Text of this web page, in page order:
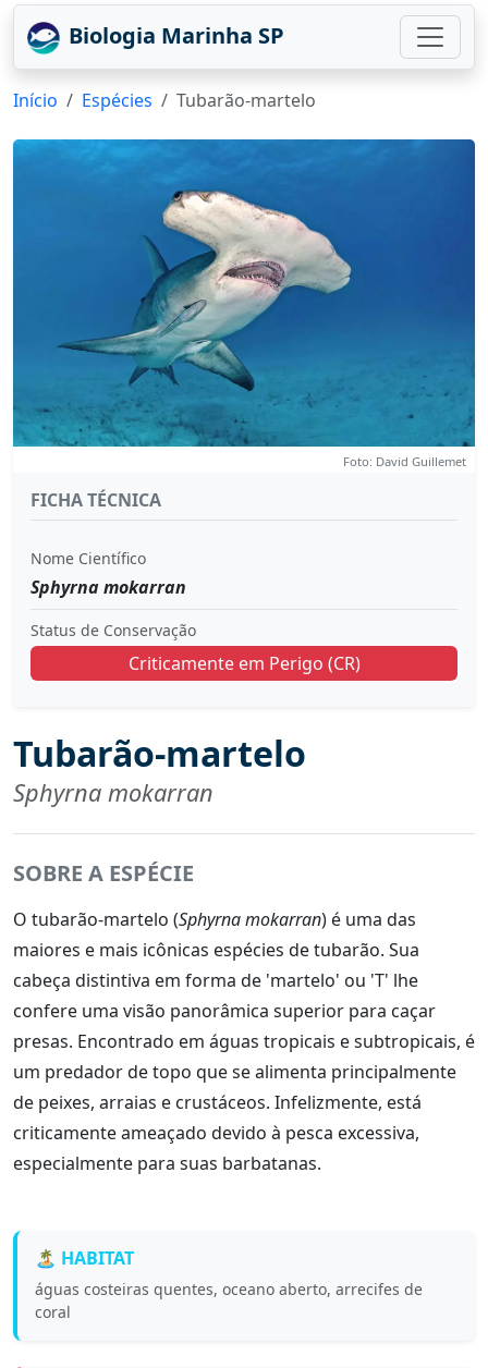
Biologia Marinha SP
Início Espécies Tubarão-martelo
Foto: David Guillemet
FICHA TÉCNICA
Nome Científico
Sphyrna mokarran
Status de Conservação
Criticamente em Perigo (CR)
Tubarão-martelo
Sphyrna mokarran
SOBRE A ESPÉCIE
O tubarão-martelo (Sphyrna mokarran) é uma das
maiores e mais icônicas espécies de tubarão. Sua
cabeça distintiva em forma de 'martelo' ou 'T' lhe
confere uma visão panorâmica superior para caçar
presas. Encontrado em águas tropicais e subtropicais, é
um predador de topo que se alimenta principalmente
de peixes, arraias e crustáceos. Infelizmente, está
criticamente ameaçado devido à pesca excessiva,
especialmente para suas barbatanas.
🏝️ HABITAT
águas costeiras quentes, oceano aberto, arrecifes de
coral